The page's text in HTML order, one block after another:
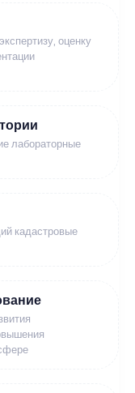
оценку
лабораторные
кадастровые